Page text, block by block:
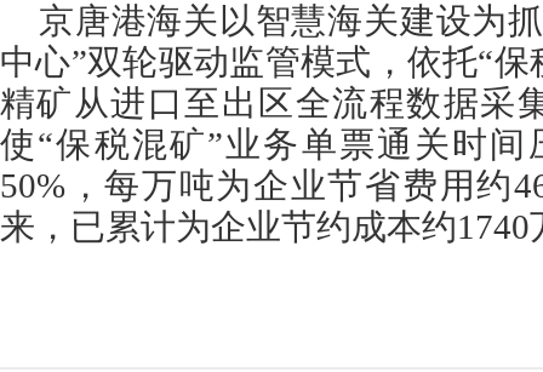
京唐港海关以智慧海关建设为
中心”双轮驱动监管模式，依托“
精矿从进口至出区全流程数据采
使“保税混矿”业务单票通关时间
50%，每万吨为企业节省费用约
来，已累计为企业节约成本约1740